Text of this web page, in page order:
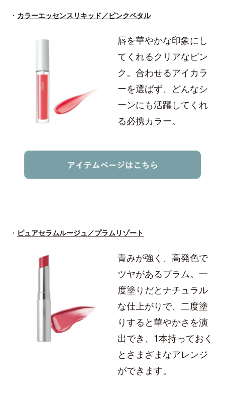
・ カラーエッセンスリキッド／ピンクペタル
唇を華やかな印象にし
てくれるクリアなピン
ク。合わせるアイカラ
ーを選ばず、どんなシ
ーンにも活躍してくれ
る必携カラー。
・ ピュアセラムルージュ／プラムリゾート
青みが強く、高発色で
ツヤがあるプラム。一
度塗りだとナチュラル
な仕上がりで、二度塗
りすると華やかさを演
出でき、1本持っておく
とさまざまなアレンジ
ができます。